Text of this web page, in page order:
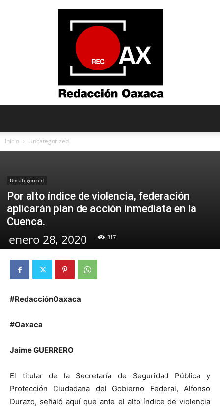
Inicio Uncategorized
Uncategorized
Por alto índice de violencia, federación
aplicarán plan de acción inmediata en la
Cuenca.
enero 28, 2020 317
#RedacciónOaxaca
#Oaxaca
Jaime GUERRERO
El titular de la Secretaría de Seguridad Pública y
Protección Ciudadana del Gobierno Federal, Alfonso
Durazo, señaló aquí que ante el alto índice de violencia